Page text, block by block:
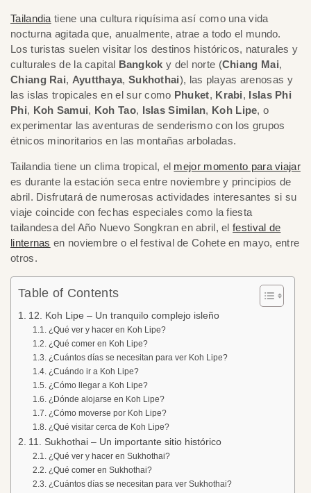
Tailandia tiene una cultura riquísima así como una vida
nocturna agitada que, anualmente, atrae a todo el mundo.
Los turistas suelen visitar los destinos históricos, naturales y
culturales de la capital Bangkok y del norte (Chiang Mai,
Chiang Rai, Ayutthaya, Sukhothai), las playas arenosas y
las islas tropicales en el sur como Phuket, Krabi, Islas Phi
Phi, Koh Samui, Koh Tao, Islas Similan, Koh Lipe, o
experimentar las aventuras de senderismo con los grupos
étnicos minoritarios en las montañas arboladas.
Tailandia tiene un clima tropical, el mejor momento para viajar
es durante la estación seca entre noviembre y principios de
abril. Disfrutará de numerosas actividades interesantes si su
viaje coincide con fechas especiales como la fiesta
tailandesa del Año Nuevo Songkran en abril, elfestival de
linternas en noviembre o el festival de Cohete en mayo, entre
otros.
Table of Contents
12. Koh Lipe – Un tranquilo complejo isleño
¿Qué ver y hacer en Koh Lipe?
¿Qué comer en Koh Lipe?
¿Cuántos días se necesitan para ver Koh Lipe?
¿Cuándo ir a Koh Lipe?
¿Cómo llegar a Koh Lipe?
¿Dónde alojarse en Koh Lipe?
¿Cómo moverse por Koh Lipe?
¿Qué visitar cerca de Koh Lipe?
11. Sukhothai – Un importante sitio histórico
¿Qué ver y hacer en Sukhothai?
¿Qué comer en Sukhothai?
¿Cuántos días se necesitan para ver Sukhothai?